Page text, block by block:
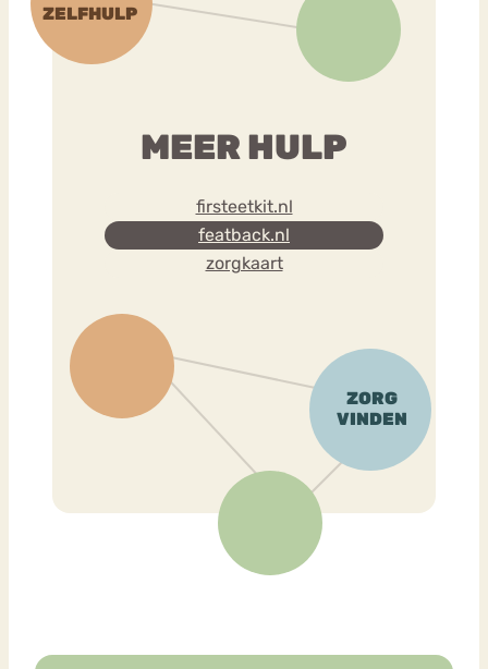
MEER HULP
firsteetkit.nl
featback.nl
zorgkaart